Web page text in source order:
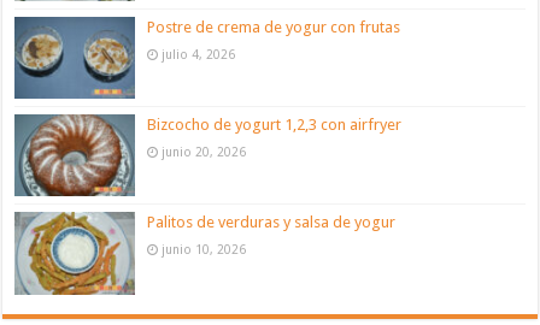
Postre de crema de yogur con frutas
julio 4, 2026
Bizcocho de yogurt 1,2,3 con airfryer
junio 20, 2026
Palitos de verduras y salsa de yogur
junio 10, 2026